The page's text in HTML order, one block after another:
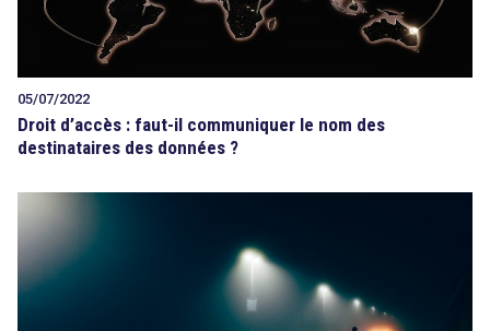
05/07/2022
Droit d’accès : faut-il communiquer le nom des
destinataires des données ?